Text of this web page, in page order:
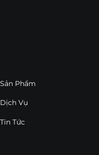
Sản Phẩm
Dịch Vụ
Tin Tức